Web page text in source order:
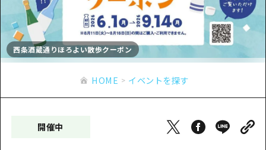
グルメ・酒
サイクリング
ショッピング
広島もしもトラベル
あたらしい非日常
広島市周辺
安芸
備後
広島市周辺
安芸
備後
備北
旬情報
お役立ち情報
HOME
HOME イベントを探す
開催中
西条酒蔵通りほろよい散歩クーポン